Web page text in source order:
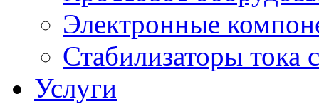
Электронные
Стабилизаторы тока
Услуги